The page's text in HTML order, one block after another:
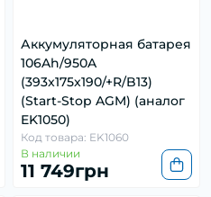
Аккумуляторная батарея
106Ah/950A
(393x175x190/+R/B13)
(Start-Stop AGM) (аналог
EK1050)
Код товара: EK1060
В наличии
11 749грн